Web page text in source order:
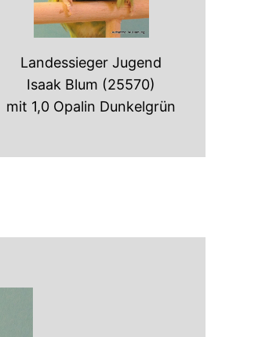
Landessieger Jugend
Isaak Blum (25570)
mit 1,0 Opalin Dunkelgrün